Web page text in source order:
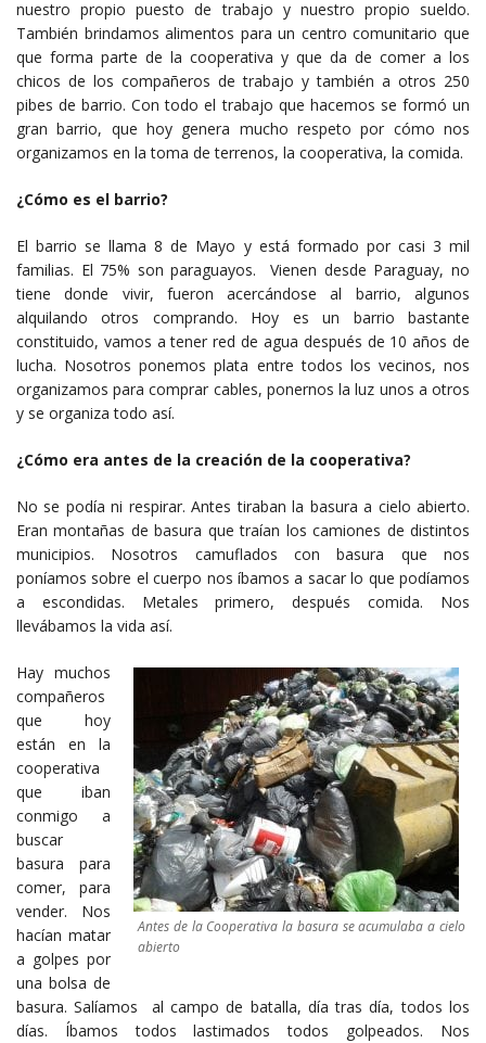
nuestro propio puesto de trabajo y nuestro propio sueldo.
También brindamos alimentos para un centro comunitario que
que forma parte de la cooperativa y que da de comer a los
chicos de los compañeros de trabajo y también a otros 250
pibes de barrio. Con todo el trabajo que hacemos se formó un
gran barrio, que hoy genera mucho respeto por cómo nos
organizamos en la toma de terrenos, la cooperativa, la comida.
¿Cómo es el barrio?
El barrio se llama 8 de Mayo y está formado por casi 3 mil
familias. El 75% son paraguayos. Vienen desde Paraguay, no
tiene donde vivir, fueron acercándose al barrio, algunos
alquilando otros comprando. Hoy es un barrio bastante
constituido, vamos a tener red de agua después de 10 años de
lucha. Nosotros ponemos plata entre todos los vecinos, nos
organizamos para comprar cables, ponernos la luz unos a otros
y se organiza todo así.
¿Cómo era antes de la creación de la cooperativa?
No se podía ni respirar. Antes tiraban la basura a cielo abierto.
Eran montañas de basura que traían los camiones de distintos
municipios. Nosotros camuflados con basura que nos
poníamos sobre el cuerpo nos íbamos a sacar lo que podíamos
a escondidas. Metales primero, después comida. Nos
llevábamos la vida así.
Antes de la Cooperativa la basura se acumulaba a cielo
abierto
Hay muchos
compañeros
que hoy
están en la
cooperativa
que iban
conmigo a
buscar
basura para
comer, para
vender. Nos
hacían matar
a golpes por
una bolsa de
basura. Salíamos al campo de batalla, día tras día, todos los
días. Íbamos todos lastimados todos golpeados. Nos